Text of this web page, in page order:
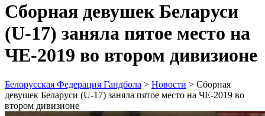
Сборная девушек Беларуси
(U-17) заняла пятое место на
ЧЕ-2019 во втором дивизионе
Белорусская Федерация Гандбола > Новости > Сборная
девушек Беларуси (U-17) заняла пятое место на ЧЕ-2019 во
втором дивизионе